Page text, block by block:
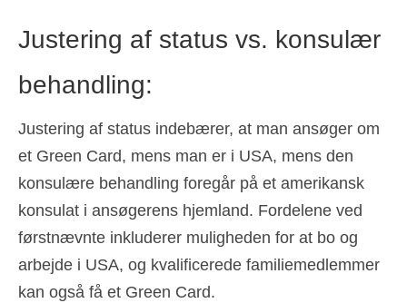
Justering af status vs. konsulær
behandling:
Justering af status indebærer, at man ansøger om
et Green Card, mens man er i USA, mens den
konsulære behandling foregår på et amerikansk
konsulat i ansøgerens hjemland. Fordelene ved
førstnævnte inkluderer muligheden for at bo og
arbejde i USA, og kvalificerede familiemedlemmer
kan også få et Green Card.